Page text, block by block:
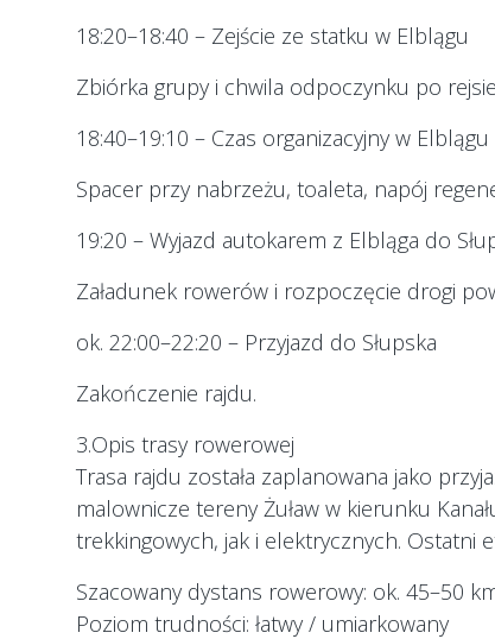
18:20–18:40 – Zejście ze statku w Elblągu
Zbiórka grupy i chwila odpoczynku po
18:40–19:10 – Czas organizacyjny w Elblągu
Spacer przy nabrzeżu, toaleta, napój
19:20 – Wyjazd autokarem z Elbląga do
Załadunek rowerów i rozpoczęcie drogi
ok. 22:00–22:20 – Przyjazd do Słupska
Zakończenie rajdu.
3.Opis trasy rowerowej
Trasa rajdu została zaplanowana jako
malownicze tereny Żuław w kierunku
trekkingowych, jak i elektrycznych. Ostatni
Szacowany dystans rowerowy: ok. 45–50
Poziom trudności: łatwy / umiarkowany